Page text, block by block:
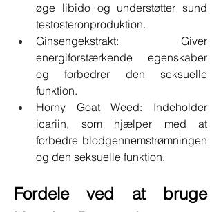
øge libido og understøtter sund
testosteronproduktion.
Ginsengekstrakt: Giver
energiforstærkende egenskaber
og forbedrer den seksuelle
funktion.
Horny Goat Weed: Indeholder
icariin, som hjælper med at
forbedre blodgennemstrømningen
og den seksuelle funktion.
Fordele ved at bruge